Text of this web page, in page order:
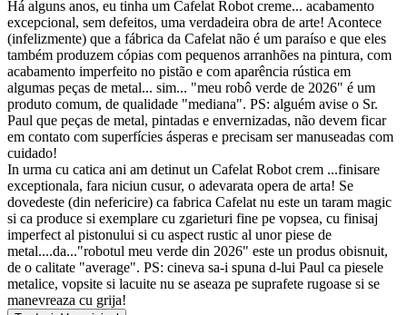
Há alguns anos, eu tinha um Cafelat Robot creme... acabamento
excepcional, sem defeitos, uma verdadeira obra de arte! Acontece
(infelizmente) que a fábrica da Cafelat não é um paraíso e que eles
também produzem cópias com pequenos arranhões na pintura, com
acabamento imperfeito no pistão e com aparência rústica em
algumas peças de metal... sim... "meu robô verde de 2026" é um
produto comum, de qualidade "mediana". PS: alguém avise o Sr.
Paul que peças de metal, pintadas e envernizadas, não devem ficar
em contato com superfícies ásperas e precisam ser manuseadas com
cuidado!
In urma cu catica ani am detinut un Cafelat Robot crem ...finisare
exceptionala, fara niciun cusur, o adevarata opera de arta! Se
dovedeste (din nefericire) ca fabrica Cafelat nu este un taram magic
si ca produce si exemplare cu zgarieturi fine pe vopsea, cu finisaj
imperfect al pistonului si cu aspect rustic al unor piese de
metal....da..."robotul meu verde din 2026" este un produs obisnuit,
de o calitate "average". PS: cineva sa-i spuna d-lui Paul ca piesele
metalice, vopsite si lacuite nu se aseaza pe suprafete rugoase si se
manevreaza cu grija!